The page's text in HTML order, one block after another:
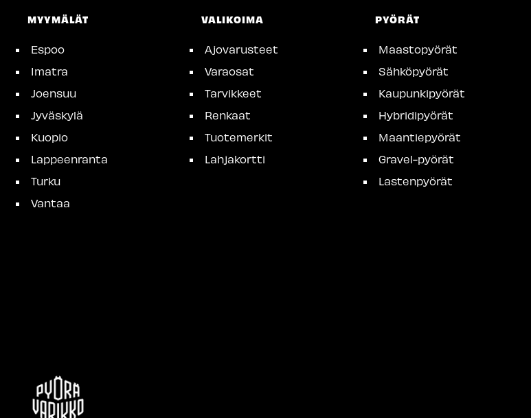
MYYMÄLÄT
Espoo
Imatra
Joensuu
Jyväskylä
Kuopio
Lappeenranta
Turku
Vantaa
VALIKOIMA
Ajovarusteet
Varaosat
Tarvikkeet
Renkaat
Tuotemerkit
Lahjakortti
PYÖRÄT
Maastopyörät
Sähköpyörät
Kaupunkipyörät
Hybridipyörät
Maantiepyörät
Gravel-pyörät
Lastenpyörät